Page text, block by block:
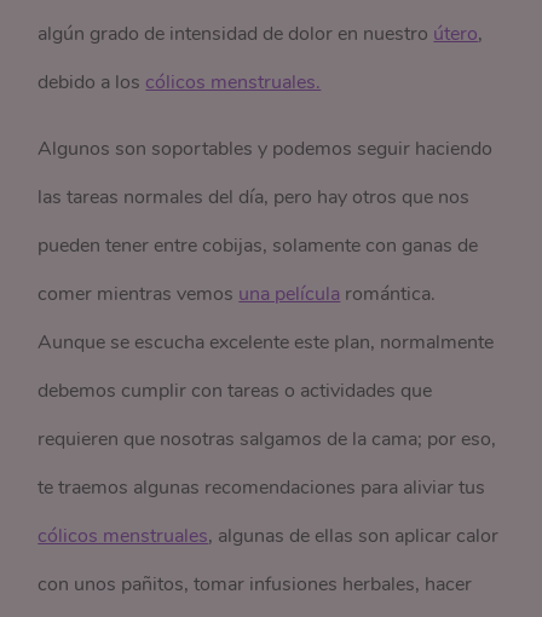
algún grado de intensidad de dolor en nuestro útero,
debido a los cólicos menstruales.
Algunos son soportables y podemos seguir haciendo
las tareas normales del día, pero hay otros que nos
pueden tener entre cobijas, solamente con ganas de
comer mientras vemos una película romántica.
Aunque se escucha excelente este plan, normalmente
debemos cumplir con tareas o actividades que
requieren que nosotras salgamos de la cama; por eso,
te traemos algunas recomendaciones para aliviar tus
cólicos menstruales, algunas de ellas son aplicar calor
con unos pañitos, tomar infusiones herbales, hacer